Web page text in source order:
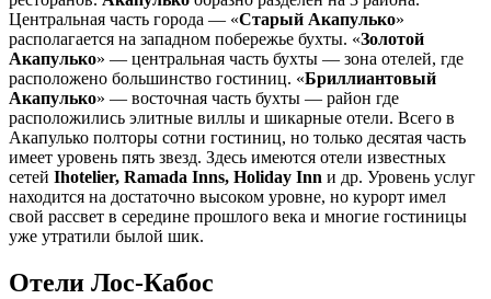
Центральная часть города — «Старый Акапулько»
располагается на западном побережье бухты. «Золотой
Акапулько» — центральная часть бухты — зона отелей, где
расположено большинство гостиниц. «Бриллиантовый
Акапулько» — восточная часть бухты — район где
расположились элитные виллы и шикарные отели. Всего в
Акапулько полторы сотни гостиниц, но только десятая часть
имеет уровень пять звезд. Здесь имеются отели известных
сетей Ihotelier, Ramada Inns, Holiday Inn и др. Уровень услуг
находится на достаточно высоком уровне, но курорт имел
свой рассвет в середине прошлого века и многие гостиницы
уже утратили былой шик.
Отели Лос-Кабос